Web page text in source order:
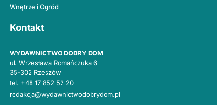
Wnętrze i Ogród
Kontakt
WYDAWNICTWO DOBRY DOM
ul. Wrzesława Romańczuka 6
35-302 Rzeszów
tel. +48 17 852 52 20
redakcja@wydawnictwodobrydom.pl